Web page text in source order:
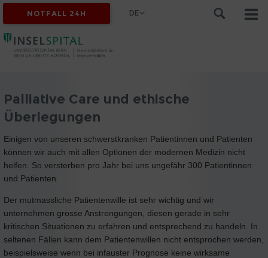
NOTFALL 24H DE
Palliative Care und ethische
Überlegungen
Einigen von unseren schwerstkranken Patientinnen und Patienten
können wir auch mit allen Optionen der modernen Medizin nicht
helfen. So versterben pro Jahr bei uns ungefähr 300 Patientinnen
und Patienten.
Der mutmassliche Patientenwille ist sehr wichtig und wir
unternehmen grosse Anstrengungen, diesen gerade in sehr
kritischen Situationen zu erfahren und entsprechend zu handeln. In
seltenen Fällen kann dem Patientenwillen nicht entsprochen werden,
beispielsweise wenn bei infauster Prognose keine wirksame